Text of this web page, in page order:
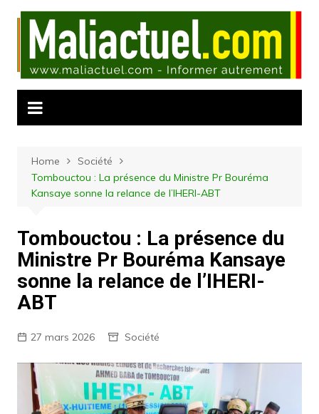
content
Home
Société
Tombouctou : La présence du Ministre Pr Bouréma
Kansaye sonne la relance de l’IHERI-ABT
Tombouctou : La présence du
Ministre Pr Bouréma Kansaye
sonne la relance de l’IHERI-
ABT
27 mars 2026 Société